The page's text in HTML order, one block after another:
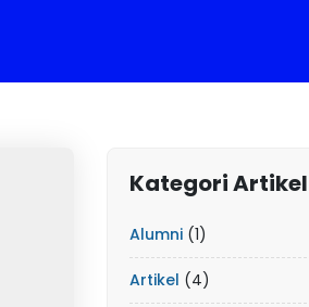
Kategori Artikel
Alumni (1)
Artikel (4)